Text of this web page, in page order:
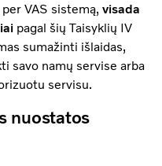
VAS sistemą, visada
pagal šių Taisyklių IV
sumažinti išlaidas,
savo namų servise arba
servisu.
nuostatos